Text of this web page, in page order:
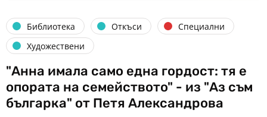
Библиотека Откъси
Специални
Художествени
"Анна имала само една гордост: тя е
опората на семейството" - из "Аз съм
българка" от Петя Александрова